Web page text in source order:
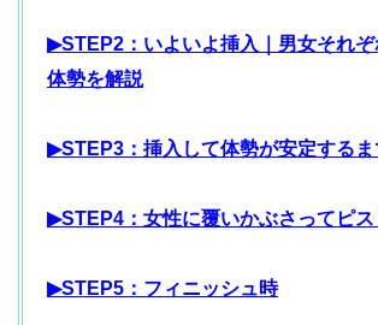
▶STEP2：いよいよ挿入｜男女それぞ
体勢を解説
▶STEP3：挿入して体勢が安定するま
▶STEP4：女性に覆いかぶさってピス
▶STEP5：フィニッシュ時